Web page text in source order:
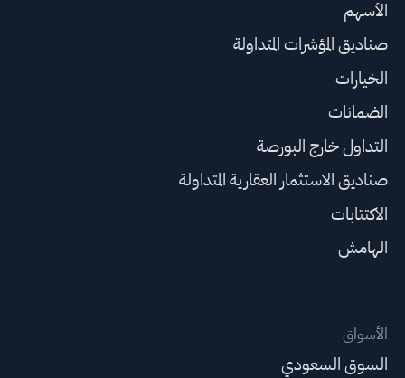
الأسهم
صناديق المؤشرات المتداولة
الخيارات
الضمانات
التداول خارج البورصة
صناديق الاستثمار العقارية المتداولة
الاكتتابات
الهامش
الأسواق
السوق السعودي